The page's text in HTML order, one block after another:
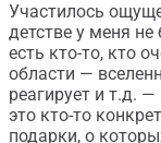
Участилось
детстве у меня
есть кто-то, кто
области —
реагирует и т.д.
это кто-то
подарки, о